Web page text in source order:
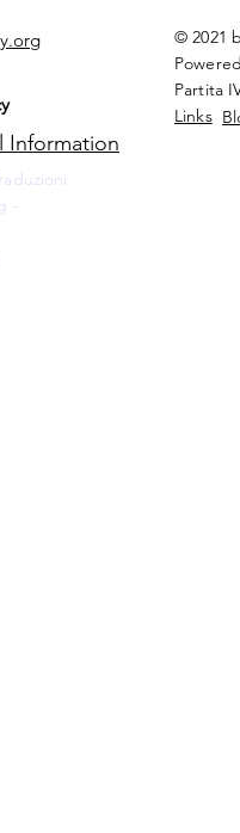
Information
© 2021
Partita
Links
-